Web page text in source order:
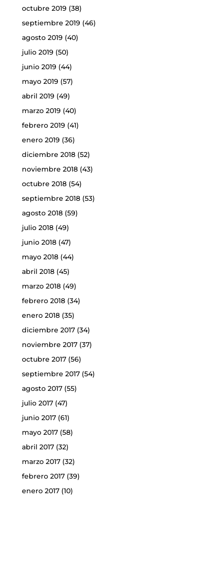
octubre 2019 (38)
septiembre 2019 (46)
agosto 2019 (40)
julio 2019 (50)
junio 2019 (44)
mayo 2019 (57)
abril 2019 (49)
marzo 2019 (40)
febrero 2019 (41)
enero 2019 (36)
diciembre 2018(52)
noviembre 2018(43)
octubre 2018(54)
septiembre 2018(53)
agosto 2018(59)
julio 2018(49)
junio 2018(47)
mayo 2018(44)
abril 2018(45)
marzo 2018(49)
febrero 2018(34)
enero 2018(35)
diciembre 2017(34)
noviembre 2017(37)
octubre 2017(56)
septiembre 2017(54)
agosto 2017(55)
julio 2017(47)
junio 2017(61)
mayo 2017(58)
abril 2017(32)
marzo 2017(32)
febrero 2017(39)
enero 2017(10)